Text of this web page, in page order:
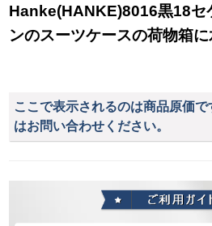
Hanke(HANKE)8016黒18セ
ンのスーツケースの荷物箱に
ここで表示されるのは商品原価
はお問い合わせください。